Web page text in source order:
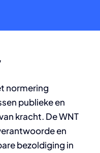
normering
publieke en
kracht. De WNT
en
bezoldiging in